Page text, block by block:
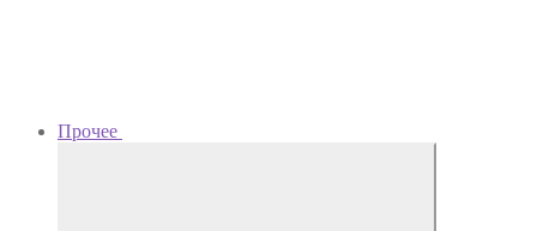
Прочее